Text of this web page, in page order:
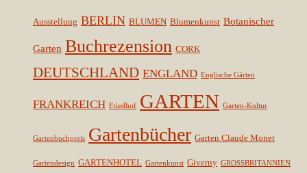
Ausstellung BERLIN BLUMEN Blumenkunst Botanischer
Garten Buchrezension CORK
DEUTSCHLAND ENGLAND Englische Gärten
FRANKREICH Friedhof GARTEN Garten-Kultur
Gartenbuchpreis Gartenbücher Garten Claude Monet
Gartendesign GARTENHOTEL Gartenkunst Giverny GROSSBRITANNIEN